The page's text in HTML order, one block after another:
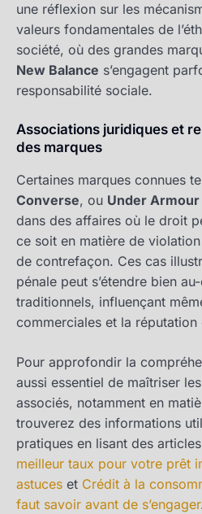
une réflexion sur les
valeurs fondamentales de
société, où des grandes
New Balance s’engagent
responsabilité sociale.
Associations juridiques et
des marques
Certaines marques connues
Converse, ou Under Armour
dans des affaires où le droit
ce soit en matière de
de contrefaçon. Ces cas
pénale peut s’étendre bien
traditionnels, influençant
commerciales et la réputation
Pour approfondir la
aussi essentiel de maîtriser
associés, notamment en
trouverez des informations
pratiques en lisant des
meilleur taux pour votre prêt
astuces et Crédit à la
faut savoir avant de s’engager